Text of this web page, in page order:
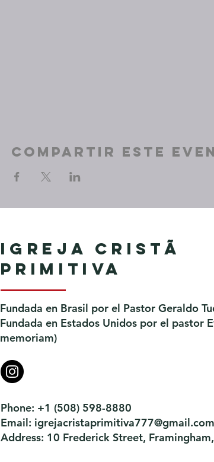
Compartir este
Igreja Cristã
Primitiva
Fundada en Brasil por el Pastor Geraldo
Fundada en Estados Unidos por el pastor
memoriam)
Phone: +1 (508) 598-8880
Email: igrejacristaprimitiva777@gmail.com
Address: 10 Frederick Street,